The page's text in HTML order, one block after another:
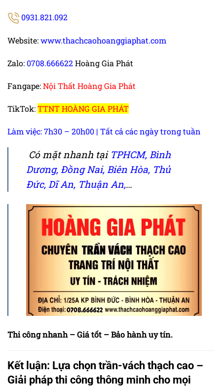
0931.821.092
Website:www.thachcaohoanggiaphat.com
Zalo: 0708.666622Hoàng Gia Phát
Fangape:Nội Thất Hoàng Gia Phát
TikTok:TTNT HOÀNG GIA PHÁT
Làm việc: 7h30 – 20h00 | Tất cả các ngày trong tuần
Có mặt nhanh tại TPHCM, Bình
Dương, Đồng Nai, Biên Hòa, Thủ
Đức, Dĩ An, Thuận An,…
Thi công nhanh – Giá tốt – Bảo hành uy tín.
Kết luận: Lựa chọn trần-vách thạch cao –
Giải pháp thi công thông minh cho mọi